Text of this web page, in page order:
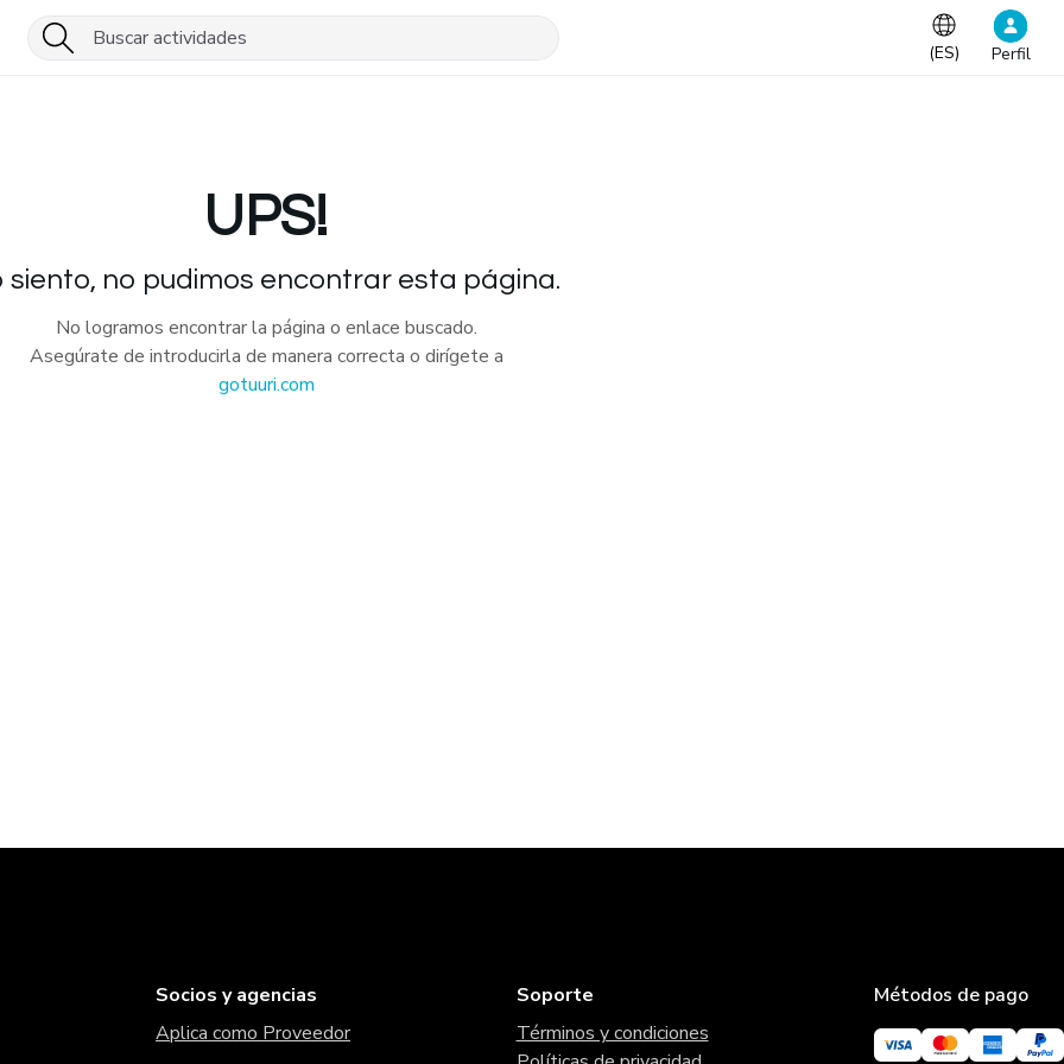
(ES) Perfil
UPS!
siento, no pudimos encontrar esta página.
No logramos encontrar la página o enlace buscado.
Asegúrate de introducirla de manera correcta o dirígete a
gotuuri.com
Socios y agencias
Aplica como Proveedor
Soporte
Términos y condiciones
Métodos de pago